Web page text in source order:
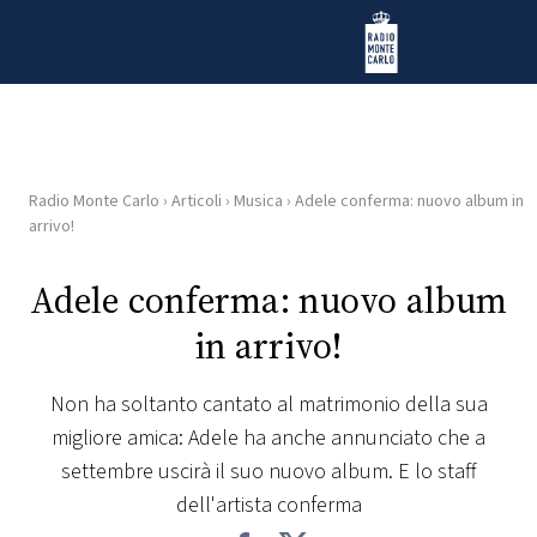
Radio Monte Carlo
HOME
RADIO
PLAYLIST
Radio Monte Carlo › Articoli › Musica › Adele conferma: nuovo album in
arrivo!
Adele conferma: nuovo album
in arrivo!
Non ha soltanto cantato al matrimonio della sua
migliore amica: Adele ha anche annunciato che a
settembre uscirà il suo nuovo album. E lo staff
dell'artista conferma